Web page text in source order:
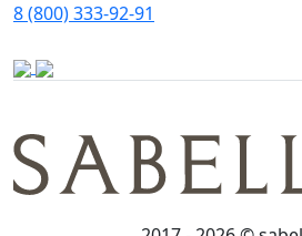
8 (800) 333-92-91